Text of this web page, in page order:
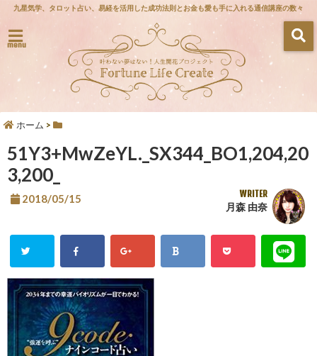
九星気学、タロット占い、易経を活用した成功法則とお金も愛も手に入れる通信講座の数々
menu
ホーム >
51Y3+MwZeYL._SX344_BO1,204,20
3,200_
2018/05/15 WRITER
月森 由奈